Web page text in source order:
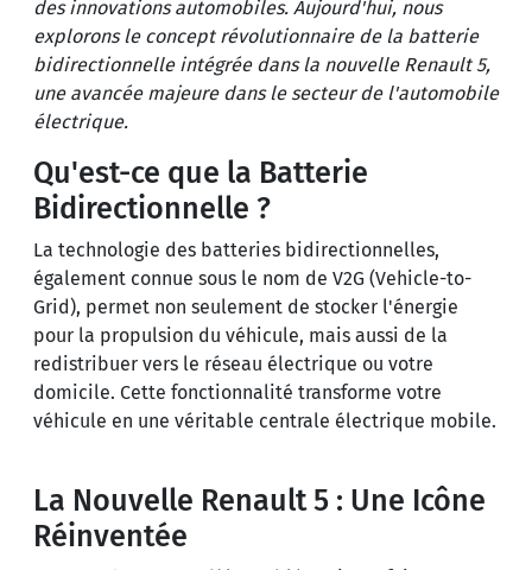
des innovations automobiles. Aujourd'hui, nous
explorons le concept révolutionnaire de la batterie
bidirectionnelle intégrée dans la nouvelle Renault 5,
une avancée majeure dans le secteur de l'automobile
électrique.
Qu'est-ce que la Batterie
Bidirectionnelle ?
La technologie des batteries bidirectionnelles,
également connue sous le nom de V2G (Vehicle-to-
Grid), permet non seulement de stocker l'énergie
pour la propulsion du véhicule, mais aussi de la
redistribuer vers le réseau électrique ou votre
domicile. Cette fonctionnalité transforme votre
véhicule en une véritable centrale électrique mobile.
La Nouvelle Renault 5 : Une Icône
Réinventée